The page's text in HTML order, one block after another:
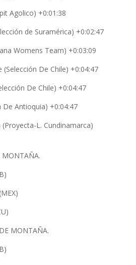
Agolico) +0:01:38
de Suramérica) +0:02:47
Womens Team) +0:03:09
(Selección De Chile) +0:04:47
De Chile) +0:04:47
De Antioquia) +0:04:47
(Proyecta-L. Cundinamarca)
MONTAÑA.
MONTAÑA.